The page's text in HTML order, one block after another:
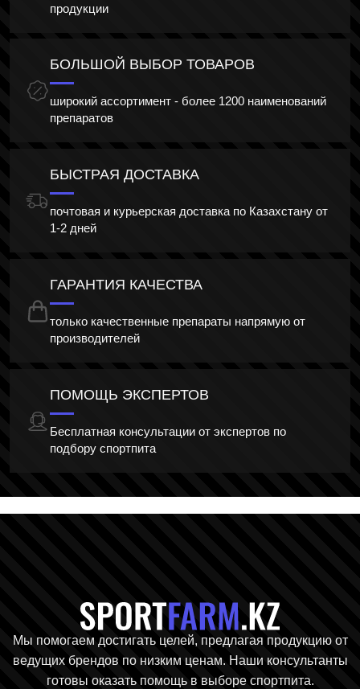
продукции
БОЛЬШОЙ ВЫБОР ТОВАРОВ
широкий ассортимент - более 1200 наименований
препаратов
БЫСТРАЯ ДОСТАВКА
почтовая и курьерская доставка по Казахстану от
1-2 дней
ГАРАНТИЯ КАЧЕСТВА
только качественные препараты напрямую от
производителей
ПОМОЩЬ ЭКСПЕРТОВ
Бесплатная консультации от экспертов по
подбору спортпита
Мы помогаем достигать целей, предлагая продукцию от
ведущих брендов по низким ценам. Наши консультанты
готовы оказать помощь в выборе спортпита.